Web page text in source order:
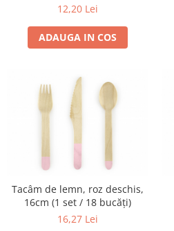
12,20 Lei
ADAUGA IN COS
Tacâm de lemn, roz deschis,
16cm (1 set / 18 bucăți)
16,27 Lei